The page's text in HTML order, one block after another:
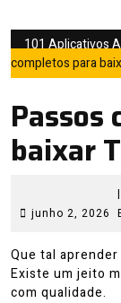
101 Aplicativos
completos para
Passos
baixar
junho 2, 2026
|
Que tal
Existe um jeito
com qualidade.